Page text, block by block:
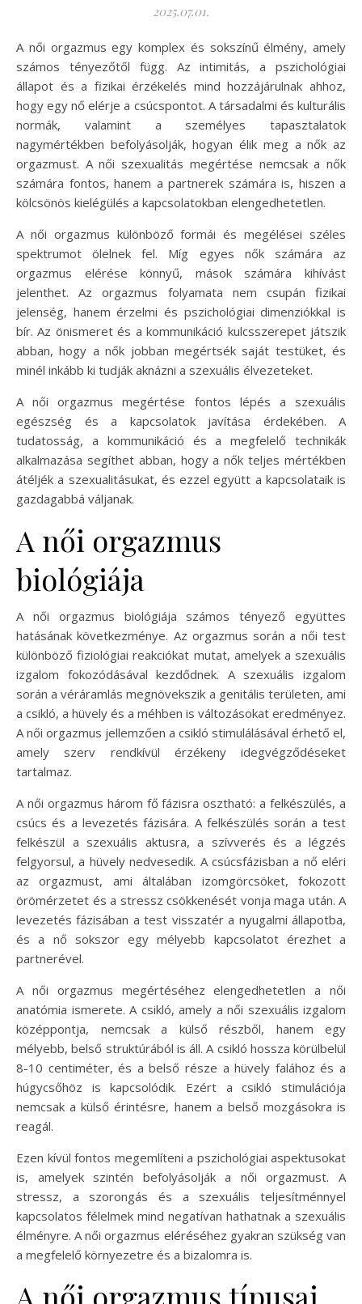
2025.07.01.
A női orgazmus egy komplex és sokszínű élmény, amely
számos tényezőtől függ. Az intimitás, a pszichológiai
állapot és a fizikai érzékelés mind hozzájárulnak ahhoz,
hogy egy nő elérje a csúcspontot. A társadalmi és kulturális
normák, valamint a személyes tapasztalatok
nagymértékben befolyásolják, hogyan élik meg a nők az
orgazmust. A női szexualitás megértése nemcsak a nők
számára fontos, hanem a partnerek számára is, hiszen a
kölcsönös kielégülés a kapcsolatokban elengedhetetlen.
A női orgazmus különböző formái és megélései széles
spektrumot ölelnek fel. Míg egyes nők számára az
orgazmus elérése könnyű, mások számára kihívást
jelenthet. Az orgazmus folyamata nem csupán fizikai
jelenség, hanem érzelmi és pszichológiai dimenziókkal is
bír. Az önismeret és a kommunikáció kulcsszerepet játszik
abban, hogy a nők jobban megértsék saját testüket, és
minél inkább ki tudják aknázni a szexuális élvezeteket.
A női orgazmus megértése fontos lépés a szexuális
egészség és a kapcsolatok javítása érdekében. A
tudatosság, a kommunikáció és a megfelelő technikák
alkalmazása segíthet abban, hogy a nők teljes mértékben
átéljék a szexualitásukat, és ezzel együtt a kapcsolataik is
gazdagabbá váljanak.
A női orgazmus
biológiája
A női orgazmus biológiája számos tényező együttes
hatásának következménye. Az orgazmus során a női test
különböző fiziológiai reakciókat mutat, amelyek a szexuális
izgalom fokozódásával kezdődnek. A szexuális izgalom
során a véráramlás megnövekszik a genitális területen, ami
a csikló, a hüvely és a méhben is változásokat eredményez.
A női orgazmus jellemzően a csikló stimulálásával érhető el,
amely szerv rendkívül érzékeny idegvégződéseket
tartalmaz.
A női orgazmus három fő fázisra osztható: a felkészülés, a
csúcs és a levezetés fázisára. A felkészülés során a test
felkészül a szexuális aktusra, a szívverés és a légzés
felgyorsul, a hüvely nedvesedik. A csúcsfázisban a nő eléri
az orgazmust, ami általában izomgörcsöket, fokozott
örömérzetet és a stressz csökkenését vonja maga után. A
levezetés fázisában a test visszatér a nyugalmi állapotba,
és a nő sokszor egy mélyebb kapcsolatot érezhet a
partnerével.
A női orgazmus megértéséhez elengedhetetlen a női
anatómia ismerete. A csikló, amely a női szexuális izgalom
középpontja, nemcsak a külső részből, hanem egy
mélyebb, belső struktúrából is áll. A csikló hossza körülbelül
8-10 centiméter, és a belső része a hüvely falához és a
húgycsőhöz is kapcsolódik. Ezért a csikló stimulációja
nemcsak a külső érintésre, hanem a belső mozgásokra is
reagál.
Ezen kívül fontos megemlíteni a pszichológiai aspektusokat
is, amelyek szintén befolyásolják a női orgazmust. A
stressz, a szorongás és a szexuális teljesítménnyel
kapcsolatos félelmek mind negatívan hathatnak a szexuális
élményre. A női orgazmus eléréséhez gyakran szükség van
a megfelelő környezetre és a bizalomra is.
A női orgazmus típusai